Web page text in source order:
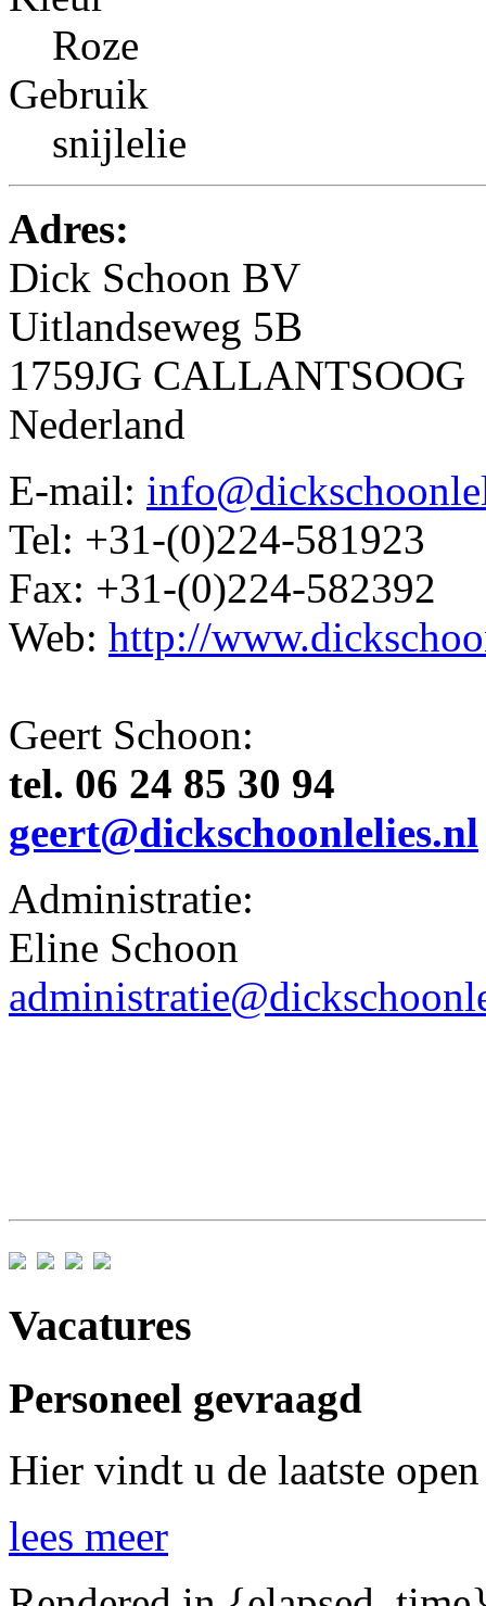
Roze
Gebruik
snijlelie
Adres:
Dick Schoon BV
Uitlandseweg 5B
1759JG CALLANTSOOG
Nederland
E-mail:
Tel: +31-(0)224-581923
Fax: +31-(0)224-582392
Web: http://
Geert Schoon:
tel. 06 24 85 30 94
geert@dickschoonlelies.nl
Administratie:
Eline Schoon
Vacatures
Personeel gevraagd
Hier vindt u de laatste
lees meer